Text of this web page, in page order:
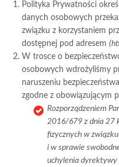
Polityka Prywatności
danych osobowych
związku z korzystaniem
dostępnej pod adresem
W trosce o
osobowych wdrożyliśmy
naruszeniu
zgodne z obowiązującym
Rozporządzeniem
2016/679 z dnia 27
fizycznych w
i w sprawie
uchylenia